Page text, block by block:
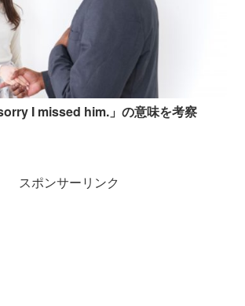
sorry I missed him.」の意味を考察
スポンサーリンク